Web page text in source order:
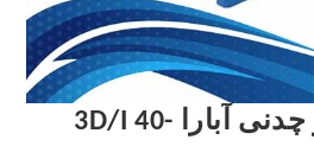
پمپ سانتریفیوژ چدنی آبارا 3D/I 40-